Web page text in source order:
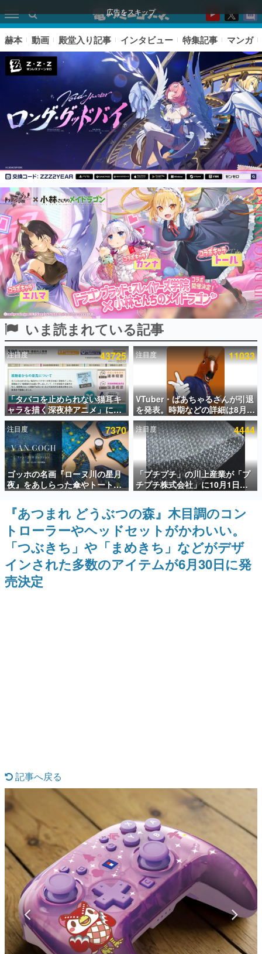
広告をスキップ
ピックアップ
電ファミのいま読まれている記事ランキング
アプリセール情報
インタビュー
連載・特集一覧
殿堂入り記事
SNS拡散数が数千以上！ ページビュー数万以上！ などな
ど。多くの人々に読まれた、電ファミ渾身の“殿堂入り”記
事をまとめました。
ゲームの企画書
名作ゲームクリエイターの方々に製作時のエピソードをお
聞きし、ヒットする企画（ゲーム）とは何か？を探ってい
きます。
赫本
この物語を解いてはいけない。『赫本』は、〈試験問題〉
の形をした短編ホラー小説集です。
新世代に訊く
これからのデジタルゲーム市場を担う若きクリエイター達
の姿を追い、彼らのルーツと情熱を探っていきます。
ゲーム世代の作家たち
ゲームに多大な影響を受けた作家さんに取材し、ゲームが
日本のコンテンツ産業やカルチャーに与えた影響を探る企
画です。
日本モバイルゲーム産業史
日本のモバイルゲーム史における主要なトピック・タイト
特集記事
女性向け
アプリレビュー
その他
電ファミニコゲーマーとは？
運営：株式会社マレ
赫本 動画 殿堂入り記事 インタビュー 特集記事 マンガ
いま読まれている記事
注目度 43725
「タバコを止められない猫耳キ
ャラを描く深夜枠アニメ」に視
聴者の一部から批判意見。違法
薬物の使用と思しき描写も含め
て、BPOが議論を交わす
注目度 11033
VTuber・ばあちゃるさんが引退
を発表。時期などの詳細は8月9
日15時からの配信で説明
注目度 7370
ゴッホの名画『ローヌ川の星月
夜』をあしらった傘やトートバ
ッグなどが登場。8月7日21時よ
り2日間限定で予約販売
注目度 4444
「プチプチ」の川上産業が「プ
チプチ株式会社」に10月1日よ
り社名変更へ。創業58年で初め
ての変更で、“プチッ”と鳴るお
なじみの緩衝材が会社の名前に
『あつまれ どうぶつの森』木目調のコン
トローラーやヘッドセットがかわいい。
「つぶきち」や「まめきち」などがデザ
インされた多数のアイテムが6月30日に発
売決定
記事へ戻る